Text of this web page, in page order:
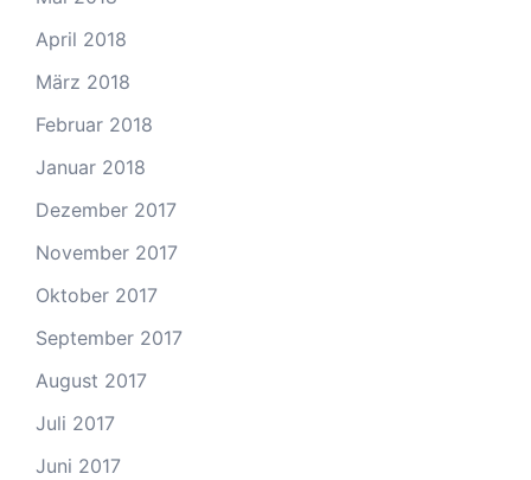
April 2018
März 2018
Februar 2018
Januar 2018
Dezember 2017
November 2017
Oktober 2017
September 2017
August 2017
Juli 2017
Juni 2017